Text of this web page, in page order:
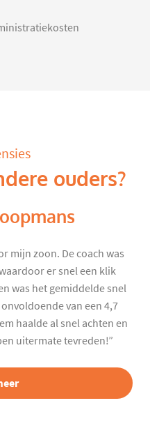
ouders?
mijn zoon. De coach was
er snel een klik
was het gemiddelde snel
van een 4,7
haalde al snel achten en
uitermate tevreden!”